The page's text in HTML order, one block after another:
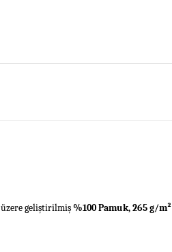
üzere geliştirilmiş %100 Pamuk, 265 g/m²